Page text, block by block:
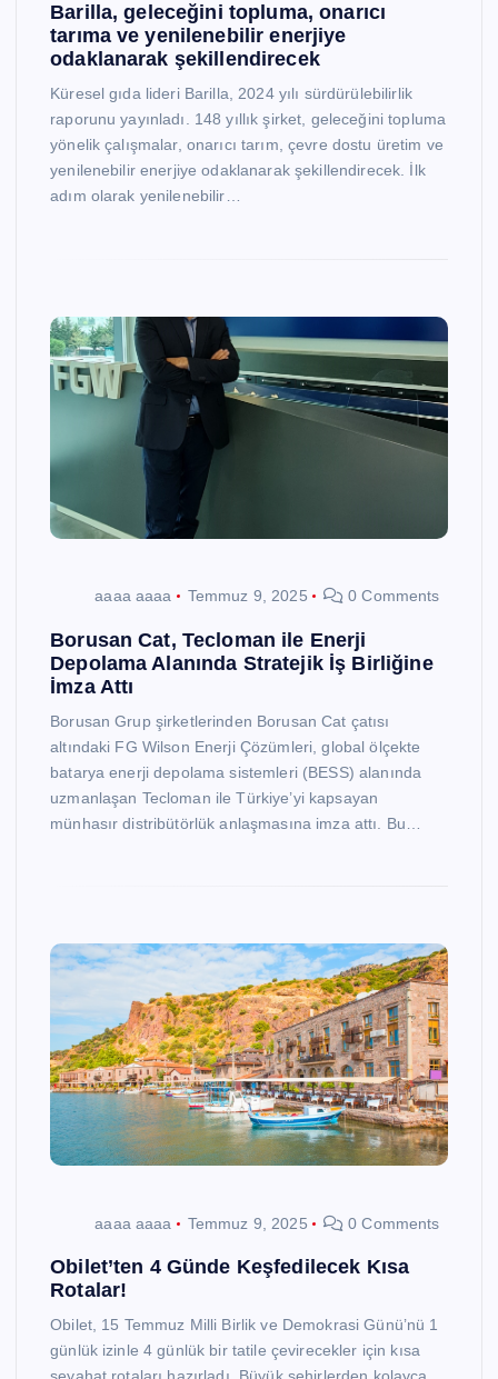
Barilla, geleceğini topluma, onarıcı
tarıma ve yenilenebilir enerjiye
odaklanarak şekillendirecek
Küresel gıda lideri Barilla, 2024 yılı sürdürülebilirlik
raporunu yayınladı. 148 yıllık şirket, geleceğini topluma
yönelik çalışmalar, onarıcı tarım, çevre dostu üretim ve
yenilenebilir enerjiye odaklanarak şekillendirecek. İlk
adım olarak yenilenebilir…
aaaa aaaa Temmuz 9, 2025 0 Comments
Borusan Cat, Tecloman ile Enerji
Depolama Alanında Stratejik İş Birliğine
İmza Attı
Borusan Grup şirketlerinden Borusan Cat çatısı
altındaki FG Wilson Enerji Çözümleri, global ölçekte
batarya enerji depolama sistemleri (BESS) alanında
uzmanlaşan Tecloman ile Türkiye’yi kapsayan
münhasır distribütörlük anlaşmasına imza attı. Bu…
aaaa aaaa Temmuz 9, 2025 0 Comments
Obilet’ten 4 Günde Keşfedilecek Kısa
Rotalar!
Obilet, 15 Temmuz Milli Birlik ve Demokrasi Günü’nü 1
günlük izinle 4 günlük bir tatile çevirecekler için kısa